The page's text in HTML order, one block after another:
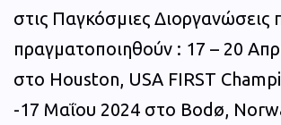
στις Παγκόσμιες Διοργανώσεις
πραγματοποιηθούν : 17 – 20
στο Houston, USA FIRST
-17 Μαΐου 2024 στο Bodø,